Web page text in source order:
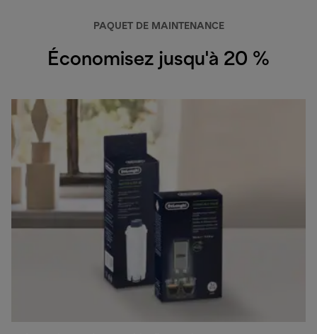
PAQUET DE MAINTENANCE
Économisez jusqu'à 20 %